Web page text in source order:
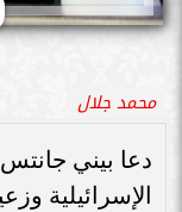
محمد جلال
دعا بيني
الإسرائيلية